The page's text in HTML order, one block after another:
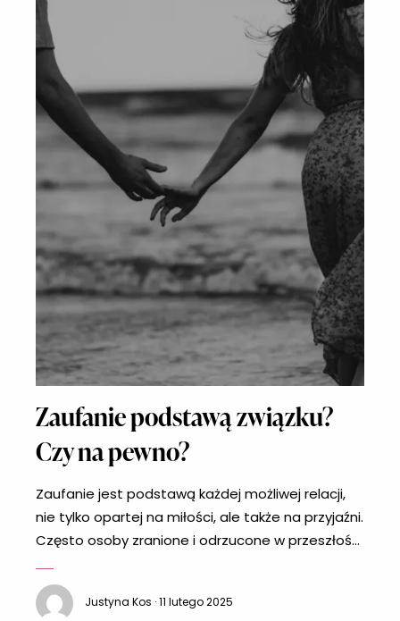
Zaufanie podstawą związku?
Czy na pewno?
Zaufanie jest podstawą każdej możliwej relacji,
nie tylko opartej na miłości, ale także na przyjaźni.
Często osoby zranione i odrzucone w przeszłości
boją się kolejnej krzywdy i stają się nieufne.
Związek dwojga ludzi, z których jedno ma kłopoty
z zaufaniem, prędzej czy później będzie musiał
Justyna Kos · 11 lutego 2025